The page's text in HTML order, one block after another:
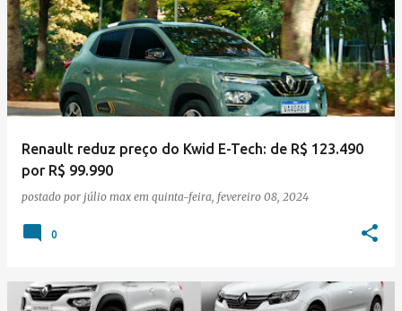
Renault reduz preço do Kwid E-Tech: de R$ 123.490
por R$ 99.990
postado por júlio max em quinta-feira, fevereiro 08, 2024
0